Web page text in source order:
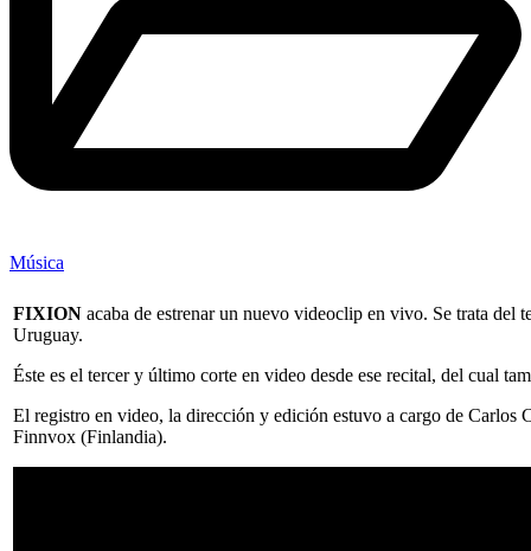
Música
FIXION acaba de estrenar un nuevo videoclip en vivo. Se trata
Uruguay.
Éste es el tercer y último corte en video desde ese recital, del cual
El registro en video, la dirección y edición estuvo a cargo de
Finnvox (Finlandia).